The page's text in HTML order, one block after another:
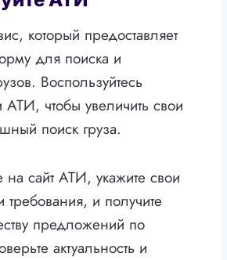
который предоставляет
для поиска и
Воспользуйтесь
чтобы увеличить свои
поиск груза.
на сайт АТИ, укажите свои
требования, и получите
предложений по
актуальность и